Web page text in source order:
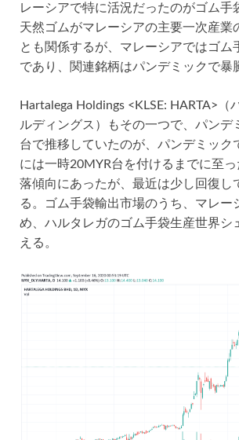
レーシアで特に活況だったのがゴム手
天然ゴムがマレーシアの主要一次産業
とも関係するが、マレーシアではゴム
であり、関連銘柄はパンデミックで暴
Hartalega Holdings <KLSE: HARTA>（
ルディングス）もその一つで、パンデ
台で推移していたのが、パンデミック
には一時20MYR台を付けるまでに至
落傾向にあったが、最近は少し回復し
る。ゴム手袋輸出市場のうち、マレー
め、ハルタレガのゴム手袋生産世界シ
える。